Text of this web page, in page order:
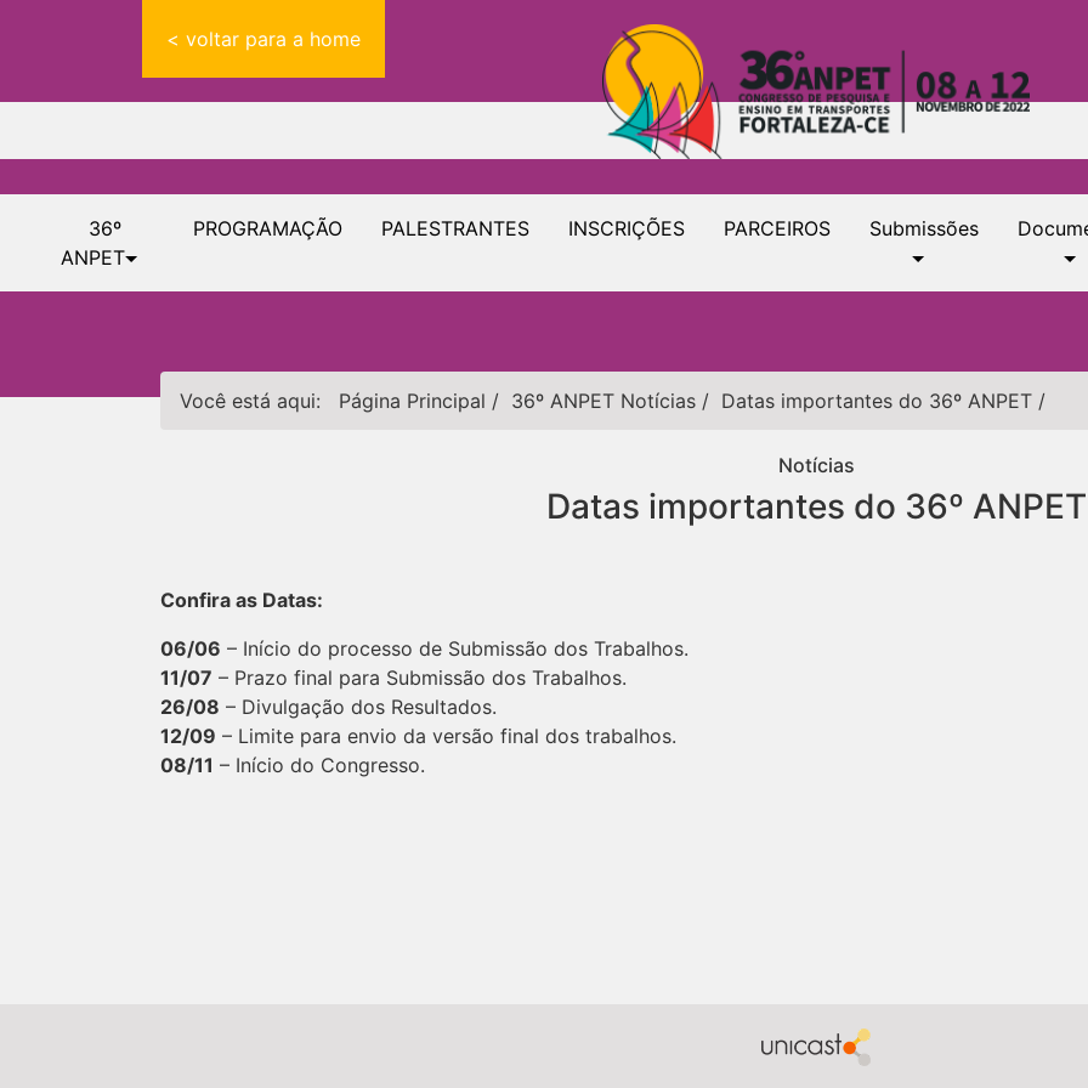
36º
ANPET
PROGRAMAÇÃO PALESTRANTES INSCRIÇÕES PARCEIROS Submissões
< voltar para a home
Você está aqui: Página Principal / 36º ANPET Notícias / Datas importantes do 36º ANPET /
Notícias
Datas importantes do 36º ANPET
Confira as Datas:
06/06 – Início do processo de Submissão dos Trabalhos.
11/07 – Prazo final para Submissão dos Trabalhos.
26/08 – Divulgação dos Resultados.
12/09 – Limite para envio da versão final dos trabalhos.
08/11 – Início do Congresso.